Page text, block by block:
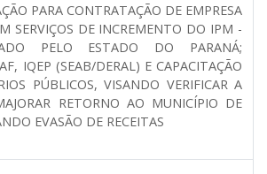
PARA CONTRATAÇÃO DE EMPRESA
SERVIÇOS DE INCREMENTO DO IPM -
PELO ESTADO DO PARANÁ;
IQEP (SEAB/DERAL) E CAPACITAÇÃO
PÚBLICOS, VISANDO VERIFICAR A
RETORNO AO MUNICÍPIO DE
EVASÃO DE RECEITAS